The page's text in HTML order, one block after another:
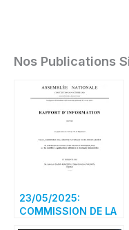
Nos Publications
23/05/2025:
COMMISSION DE LA